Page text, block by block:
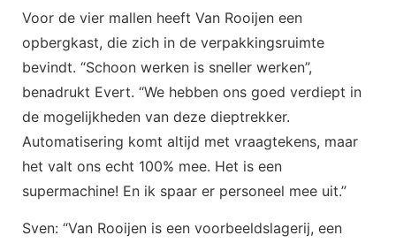
Voor de vier mallen heeft Van Rooijen een
opbergkast, die zich in de verpakkingsruimte
bevindt. “Schoon werken is sneller werken”,
benadrukt Evert. “We hebben ons goed verdiept in
de mogelijkheden van deze dieptrekker.
Automatisering komt altijd met vraagtekens, maar
het valt ons echt 100% mee. Het is een
supermachine! En ik spaar er personeel mee uit.”
Sven: “Van Rooijen is een voorbeeldslagerij, een